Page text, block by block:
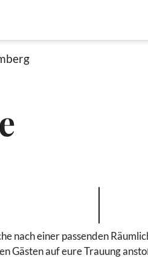
nach einer passenden
Gästen auf eure Trauung